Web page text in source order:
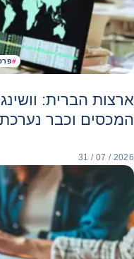
#
ארצות הברית:
המכסים וכבר
31 / 07 / 2026